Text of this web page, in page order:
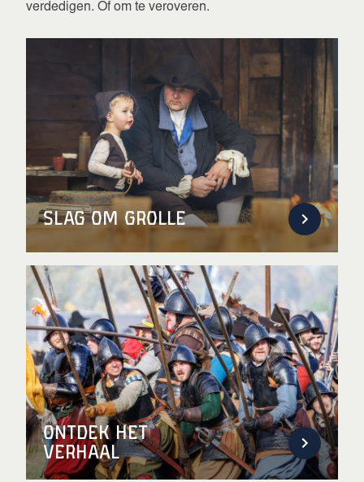
verdedigen. Of om te veroveren.
Slag om Grolle
Ontdek het
verhaal